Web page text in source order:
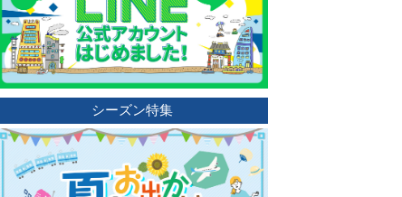
シーズン特集